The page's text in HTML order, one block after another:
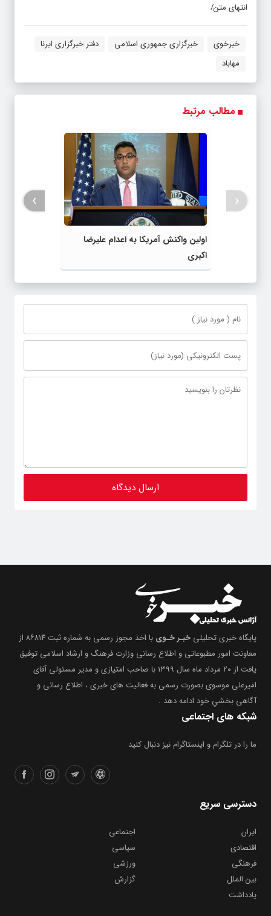
انتهای متن/
خبرخوی خبرگزاری جمهوری اسلامی
دفتر خبرگزاری ایرنا
مهاباد
مطالب مرتبط
اولین واکنش آمریکا به اعدام علیرضا
اکبری
‹
›
پایگاه خبری تحلیلی خبـر خـوی
با اخذ مجوز رسمی به شماره ثبت ۸۶۸۱۴ از
معاونت امور مطبوعاتی و اطلاع رسانی وزارت فرهنگ و ارشاد اسلامی توفیق
یافت از ۲۰ مرداد ماه سال ۱۳۹۹ با صاحب امتیازی و مدیر مسئولی آقای
امیرعلی موسوی بصورت رسمی به فعالیت های خبری ، اطلاع رسانی و
آگاهی بخشیِ خود ادامه دهد .
شبکه های اجتماعی
ما را در تلگرام و اینستاگرام نیز دنبال کنید
دسترسی سریع
ایران
اجتماعی
اقتصادی
سیاسی
فرهنگی
ورزشی
بین الملل
گزارش
یادداشت